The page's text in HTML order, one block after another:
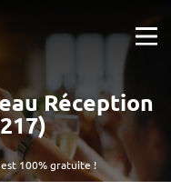
100% gratuite !
Réception